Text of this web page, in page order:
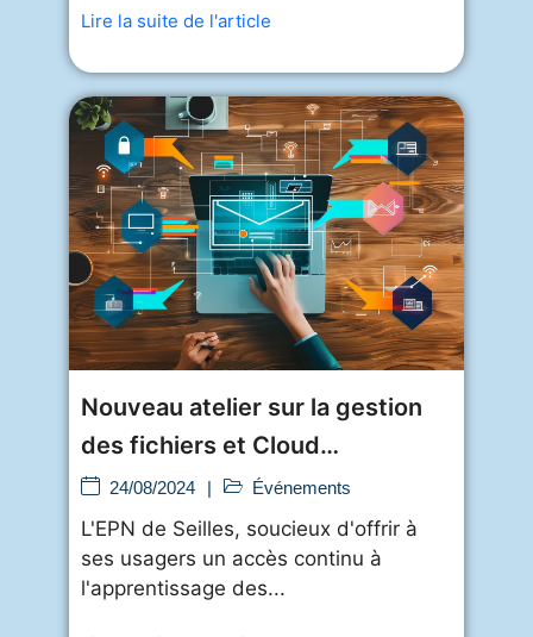
Lire la suite de l'article
Nouveau atelier sur la gestion
des fichiers et Cloud
Computing pr�
24/08/2024 | Événements
L'EPN de Seilles, soucieux d'offrir à
ses usagers un accès continu à
l'apprentissage des...